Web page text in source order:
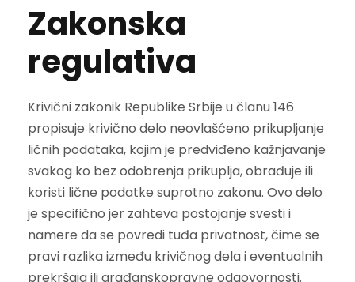
Zakonska
regulativa
Krivični zakonik Republike Srbije u članu 146
propisuje krivično delo neovlašćeno prikupljanje
ličnih podataka, kojim je predviđeno kažnjavanje
svakog ko bez odobrenja prikuplja, obrađuje ili
koristi lične podatke suprotno zakonu. Ovo delo
je specifično jer zahteva postojanje svesti i
namere da se povredi tuđa privatnost, čime se
pravi razlika između krivičnog dela i eventualnih
prekršaja ili građanskopravne odgovornosti.